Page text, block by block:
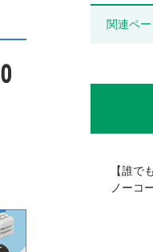
関連ペ
【誰で
ノーコ